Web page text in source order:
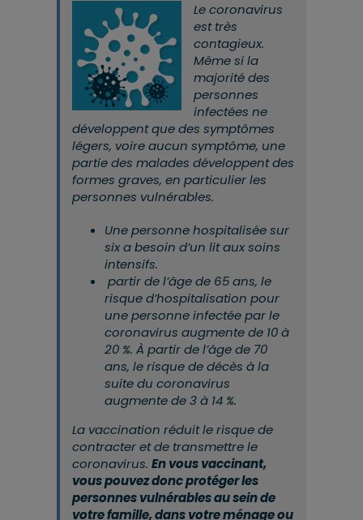
Le coronavirus
est très
contagieux.
Même si la
majorité des
personnes
infectées ne
développent que des symptômes
légers, voire aucun symptôme, une
partie des malades développent des
formes graves, en particulier les
personnes vulnérables.
Une personne hospitalisée sur
six a besoin d’un lit aux soins
intensifs.
partir de l’âge de 65 ans, le
risque d’hospitalisation pour
une personne infectée par le
coronavirus augmente de 10 à
20 %. À partir de l’âge de 70
ans, le risque de décès à la
suite du coronavirus
augmente de 3 à 14 %.
La vaccination réduit le risque de
contracter et de transmettre le
coronavirus. En vous vaccinant,
vous pouvez donc protéger les
personnes vulnérables au sein de
votre famille, dans votre ménage ou